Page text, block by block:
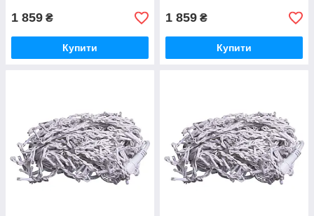
1 859 ₴
Купити
1 859 ₴
Купити